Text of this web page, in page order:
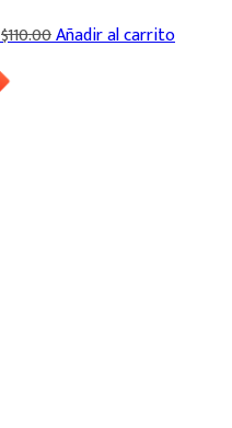
$110.00Añadir al carrito